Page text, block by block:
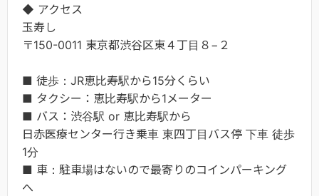
◆ アクセス
玉寿し
〒150-0011 東京都渋谷区東４丁目８−２
■ 徒歩：JR恵比寿駅から15分くらい
■ タクシー：恵比寿駅から1メーター
■ バス：渋谷駅 or 恵比寿駅から
日赤医療センター行き乗車 東四丁目バス停 下車 徒歩
1分
■ 車：駐車場はないので最寄りのコインパーキング
へ